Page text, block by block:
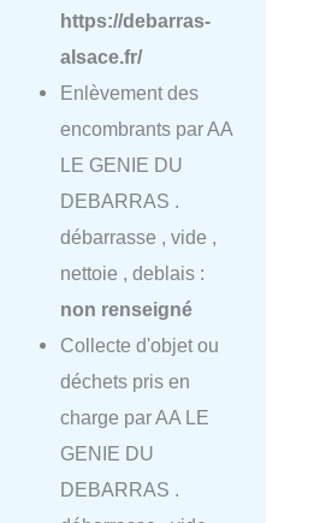
https://debarras-
alsace.fr/
Enlèvement des
encombrants par AA
LE GENIE DU
DEBARRAS .
débarrasse , vide ,
nettoie , deblais :
non renseigné
Collecte d'objet ou
déchets pris en
charge par AA LE
GENIE DU
DEBARRAS .